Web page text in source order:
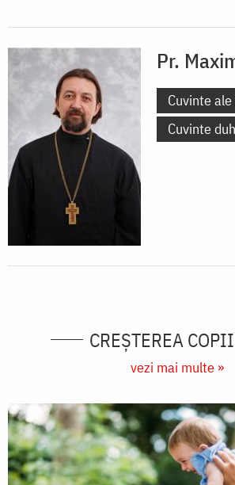
Pr.
Cuvinte
Cuvinte
CREŞTEREA
vezi mai multe »